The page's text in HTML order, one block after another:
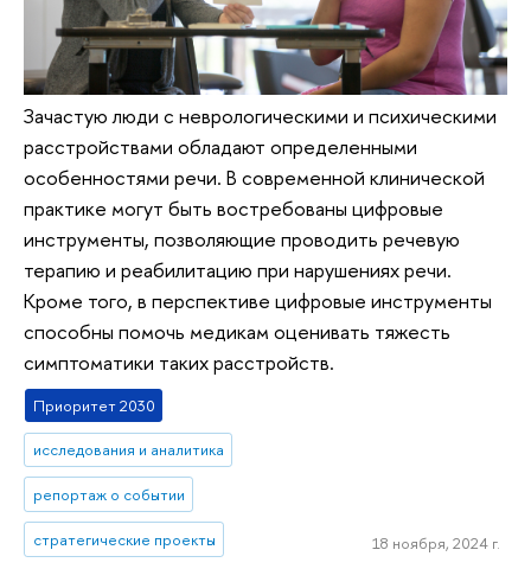
Зачастую люди с неврологическими и психическими
расстройствами обладают определенными
особенностями речи. В современной клинической
практике могут быть востребованы цифровые
инструменты, позволяющие проводить речевую
терапию и реабилитацию при нарушениях речи.
Кроме того, в перспективе цифровые инструменты
способны помочь медикам оценивать тяжесть
симптоматики таких расстройств.
Приоритет 2030
исследования и аналитика
репортаж о событии
стратегические проекты 18 ноября, 2024 г.